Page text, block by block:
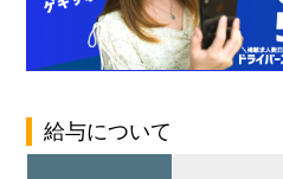
給与について